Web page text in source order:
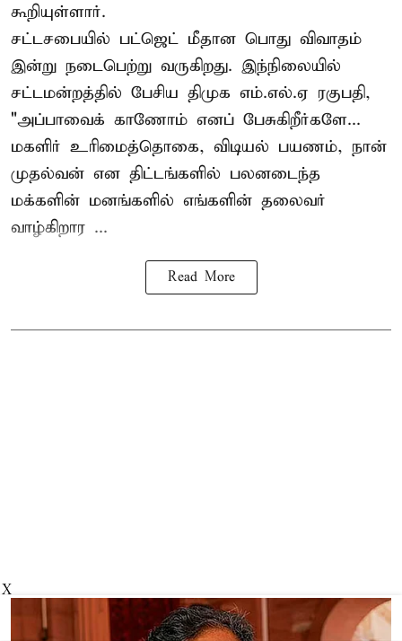
கூறியுள்ளார்.
சட்டசபையில் பட்ஜெட் மீதான பொது விவாதம்
இன்று நடைபெற்று வருகிறது. இந்நிலையில்
சட்டமன்றத்தில் பேசிய திமுக எம்.எல்.ஏ ரகுபதி,
"அப்பாவைக் காணோம் எனப் பேசுகிறீர்களே...
மகளிர் உரிமைத்தொகை, விடியல் பயணம், நான்
முதல்வன் என திட்டங்களில் பலனடைந்த
மக்களின் மனங்களில் எங்களின் தலைவர்
வாழ்கிறார ...
Read More
X